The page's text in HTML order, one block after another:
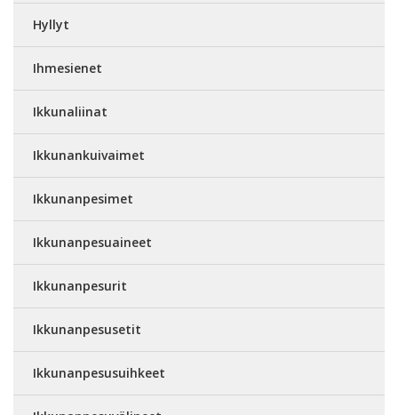
Hyllyt
Ihmesienet
Ikkunaliinat
Ikkunankuivaimet
Ikkunanpesimet
Ikkunanpesuaineet
Ikkunanpesurit
Ikkunanpesusetit
Ikkunanpesusuihkeet